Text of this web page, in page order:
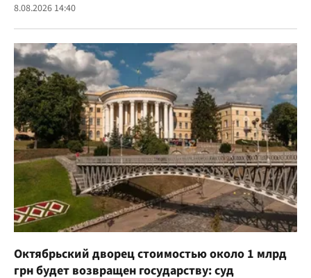
8.08.2026 14:40
Октябрьский дворец стоимостью около 1 млрд
грн будет возвращен государству: суд